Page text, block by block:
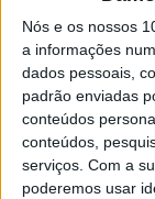
Nós e os nossos
a informações
dados pessoais,
padrão enviadas
conteúdos
conteúdos,
serviços. Com a
poderemos usar
Manuel
SITES